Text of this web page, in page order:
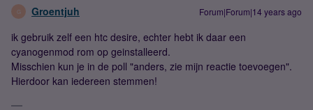
G Groentjuh Forum|Forum|14 years ago
ik gebruik zelf een htc desire, echter hebt ik daar een
cyanogenmod rom op geinstalleerd.
Misschien kun je in de poll "anders, zie mijn reactie toevoegen".
Hierdoor kan iedereen stemmen!